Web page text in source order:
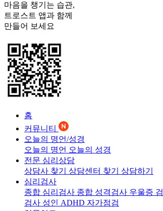
마음을 챙기는 습관,
트로스트 앱과 함께
만들어 보세요
홈
커뮤니티
오늘의 명언/성경
오늘의 명언 오늘의 성경
전문 심리상담
상담사 찾기 상담센터 찾기 상담하기
심리검사
종합 심리검사 종합 성격검사 우울증
검사 성인 ADHD 자가점검